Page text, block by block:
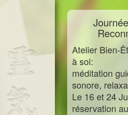
Atelier Bien-
à soi:
méditation
sonore,
Le 16 et 24
réservation